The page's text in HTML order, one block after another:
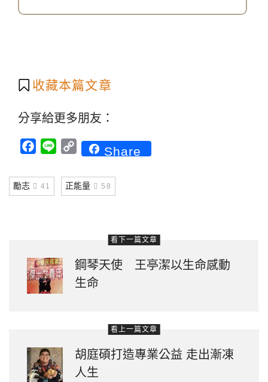
收藏本篇文章
分享給更多朋友：
Facebook
Line CopyShare
勵志 41 正能量 58
看下一篇文章
鋼琴天使 王亭潔以生命感動
生命
看上一篇文章
胡庭碩打造專業公益 走出漸凍
人生